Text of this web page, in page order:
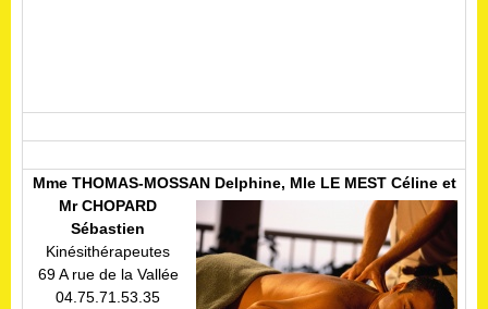
Mme THOMAS-MOSSAN Delphine, Mle LE MEST Céline et
Mr CHOPARD
Sébastien
Kinésithérapeutes
69 A rue de la Vallée
04.75.71.53.35